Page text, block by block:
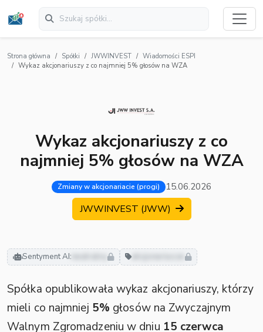
Strona główna Spółki JWWINVEST
Wiadomości ESPI
Wykaz akcjonariuszy z co najmniej 5% głosów na WZA
Wykaz akcjonariuszy z co
najmniej 5% głosów na WZA
Zmiany w akcjonariacie (progi) 15.06.2026
JWWINVEST (JWW)
Sentyment AI: neutralny
Spółka opublikowała wykaz akcjonariuszy, którzy
mieli co najmniej 5% głosów na Zwyczajnym
Walnym Zgromadzeniu w dniu 15 czerwca